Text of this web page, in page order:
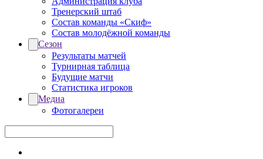
Тренерский штаб
Состав команды «Скиф»
Состав молодёжной команды
Сезон
Результаты матчей
Турнирная таблица
Будущие матчи
Статистика игроков
Медиа
Фотогалереи